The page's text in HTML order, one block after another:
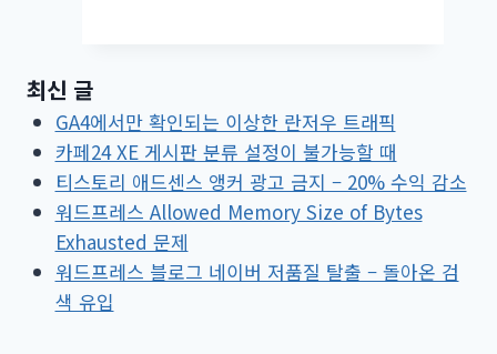
동
광
고
100%
정
최신 글
GA4에서만 확인되는 이상한 란저우 트래픽
카페24 XE 게시판 분류 설정이 불가능할 때
티스토리 애드센스 앵커 광고 금지 – 20% 수익 감소
워드프레스 Allowed Memory Size of Bytes
Exhausted 문제
워드프레스 블로그 네이버 저품질 탈출 – 돌아온 검
색 유입